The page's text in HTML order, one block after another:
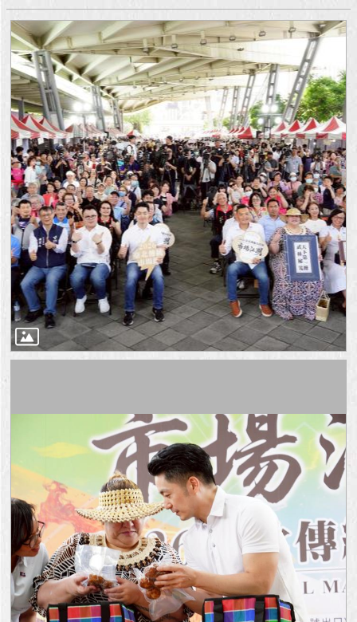
網
站
導
覽
English
常
見
問
答
即
時
新
聞
澄
清
雙
語
情
系
統
公
民
參